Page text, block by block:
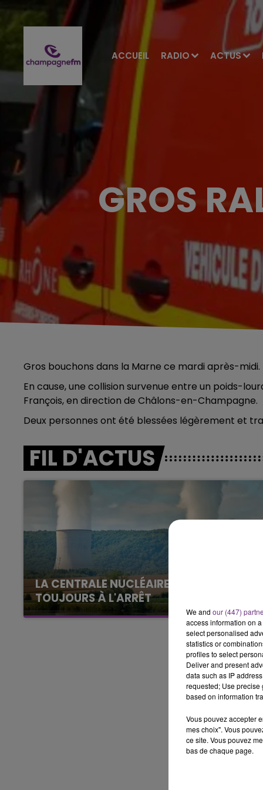
ACCUEIL RADIO ACTUS
10h00 - 14h00
LE TICKET DE CAISSE
GROS
Gros bouchons dans la Marne ce mardi après-midi.
En cause, une collision survenue entre un poids-
François, en direction de Châlons-en-Champagne.
Deux personnes ont été blessées légèrement et
FIL D'ACTUS
LA CENTRALE NUCLÉAIRE DE CHOOZ
TOUJOURS À L'ARRÊT
Cela fait déjà une semaine que la centrale
nucléaire ardennaise est à l'arrêt. Une situation
justifiée par la sécheresse intense qui est
We and our (447)
access information on
select personalised
statistics or
profiles to select
Deliver and present
data such as IP
requested; Use precise
based on information
Vous pouvez accepter
mes choix". Vous
ce site. Vous pouvez
bas de chaque page.